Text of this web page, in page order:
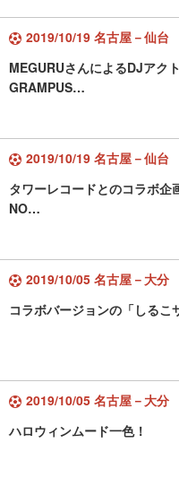
2019/10/19 名古屋－仙台
MEGURUさんによるDJアク
GRAMPUS…
2019/10/19 名古屋－仙台
タワーレコードとのコラボ企
NO…
2019/10/05 名古屋－大分
コラボバージョンの「しるこ
2019/10/05 名古屋－大分
ハロウィンムード一色！